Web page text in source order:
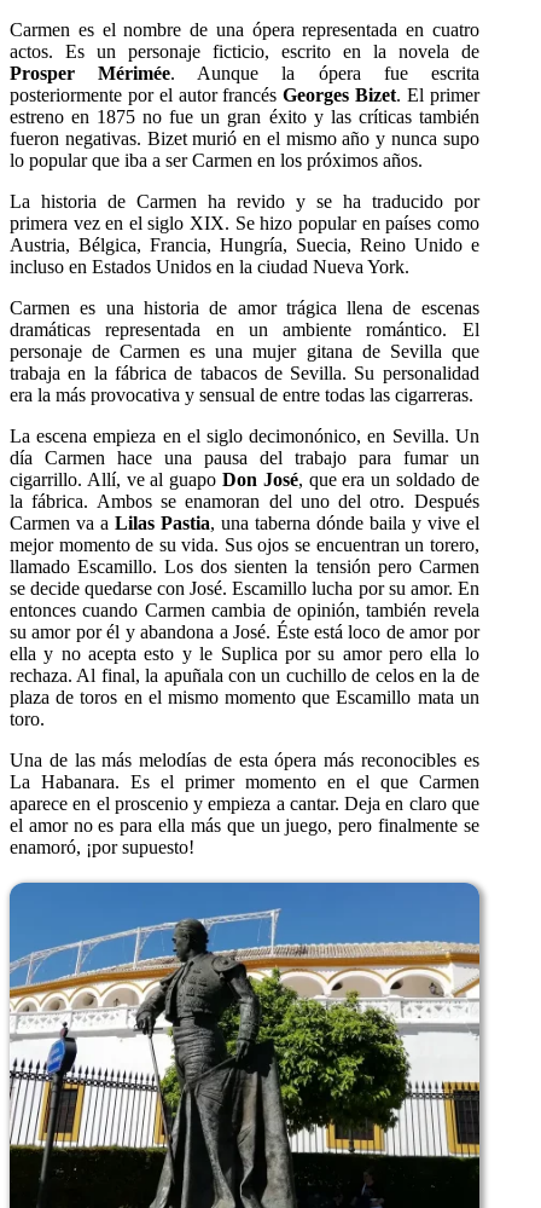
Carmen es el nombre de una ópera representada en cuatro
actos. Es un personaje ficticio, escrito en la novela de
Prosper Mérimée. Aunque la ópera fue escrita
posteriormente por el autor francésGeorges Bizet. El primer
estreno en 1875 no fue un gran éxito y las críticas también
fueron negativas. Bizet murió en el mismo año y nunca supo
lo popular que iba a ser Carmen en los próximos años.
La historia de Carmen ha revido y se ha traducido por
primera vez en el siglo XIX. Se hizo popular en países como
Austria, Bélgica, Francia, Hungría, Suecia, Reino Unido e
incluso en Estados Unidos en la ciudad Nueva York.
Carmen es una historia de amor trágica llena de escenas
dramáticas representada en un ambiente romántico. El
personaje de Carmen es una mujer gitana de Sevilla que
trabaja en la fábrica de tabacos de Sevilla. Su personalidad
era la más provocativa y sensual de entre todas las cigarreras.
La escena empieza en el siglo decimonónico, en Sevilla. Un
día Carmen hace una pausa del trabajo para fumar un
cigarrillo. Allí, ve al guapo Don José, que era un soldado de
la fábrica. Ambos se enamoran del uno del otro. Después
Carmen va a Lilas Pastia, una taberna dónde baila y vive el
mejor momento de su vida. Sus ojos se encuentran un torero,
llamado Escamillo. Los dos sienten la tensión pero Carmen
se decide quedarse con José. Escamillo lucha por su amor. En
entonces cuando Carmen cambia de opinión, también revela
su amor por él y abandona a José. Éste está loco de amor por
ella y no acepta esto y le Suplica por su amor pero ella lo
rechaza. Al final, la apuñala con un cuchillo de celos en la de
plaza de toros en el mismo momento que Escamillo mata un
toro.
Una de las más melodías de esta ópera más reconocibles es
La Habanara. Es el primer momento en el que Carmen
aparece en el proscenio y empieza a cantar. Deja en claro que
el amor no es para ella más que un juego, pero finalmente se
enamoró, ¡por supuesto!